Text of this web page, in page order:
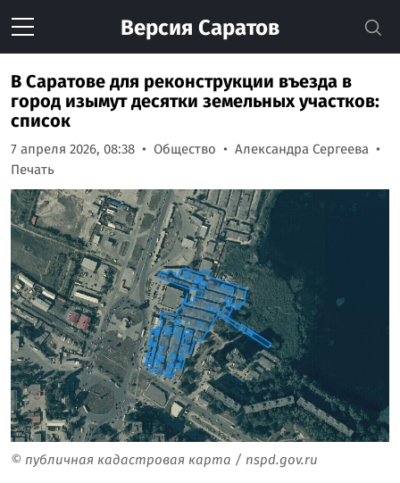
Версия Саратов
В Саратове для реконструкции въезда в
город изымут десятки земельных участков:
список
7 апреля 2026, 08:38 Общество
Александра Сергеева
Печать
© публичная кадастровая карта / nspd.gov.ru